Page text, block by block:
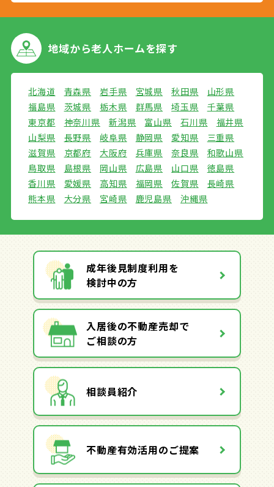
地域から老人ホームを探す
北海道 青森県 岩手県 宮城県 秋田県
山形県
福島県
茨城県 栃木県 群馬県 埼玉県
千葉県
東京都
神奈川県 新潟県 富山県 石川県
福井県
山梨県
長野県 岐阜県 静岡県 愛知県
三重県
滋賀県
京都府 大阪府 兵庫県 奈良県
和歌山県
鳥取県
島根県 岡山県 広島県 山口県
徳島県
香川県
愛媛県 高知県 福岡県 佐賀県
長崎県
熊本県
大分県 宮崎県 鹿児島県 沖縄県
成年後見制度利用を
検討中の方
入居後の不動産売却で
ご相談の方
相談員紹介
不動産有効活用のご提案